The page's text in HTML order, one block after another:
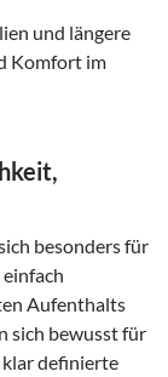
und längere
Komfort im
besonders für
einfach
Aufenthalts
sich bewusst für
klar definierte